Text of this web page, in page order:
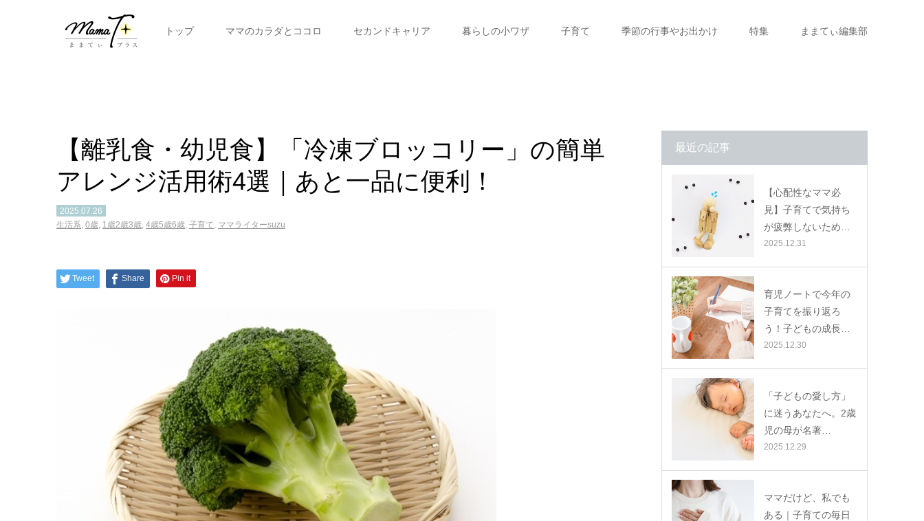
トップ ママのカラダとココロ セカンドキャリア 暮らしの小ワザ 子育て 季節の行事やお出かけ 特集 ままてぃ編集部
【離乳食・幼児食】「冷凍ブロッコリー」の簡単
アレンジ活用術4選｜あと一品に便利！
2025.07.26
生活系, 0歳, 1歳2歳3歳, 4歳5歳6歳, 子育て, ママライターsuzu
Tweet Share Pin it
最近の記事
【心配性なママ必
見】子育てで気持ち
が疲弊しないため…
2025.12.31
育児ノートで今年の
子育てを振り返ろ
う！子どもの成長…
2025.12.30
「子どもの愛し方」
に迷うあなたへ。2歳
児の母が名著…
2025.12.29
ママだけど、私でも
ある｜子育ての毎日